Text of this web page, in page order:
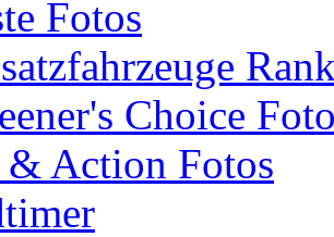
Fotos
Choice
Action Fotos